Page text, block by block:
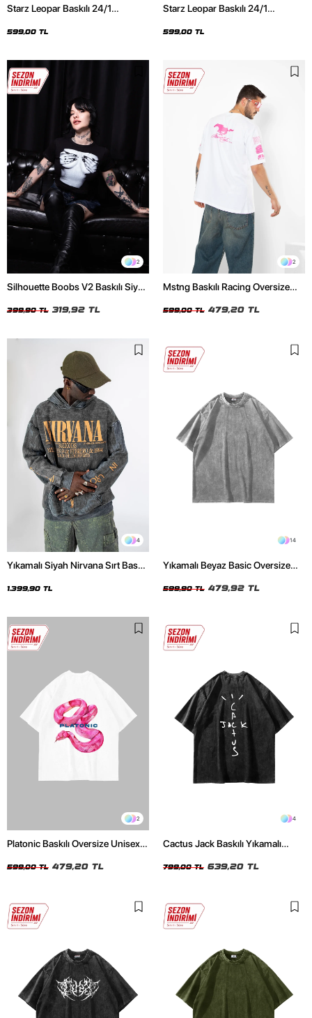
Starz Leopar Baskılı 24/1
599,00 TL
Starz Leopar Baskılı 24/1
599,00 TL
2
Silhouette Boobs V2 Baskılı Siyah
399,90 TL 319,92 TL
2
Mstng Baskılı Racing Oversize
599,00 TL 479,20 TL
4
Yıkamalı Siyah Nirvana Sırt Baskılı
1.399,90 TL
14
Yıkamalı Beyaz Basic Oversize
599,90 TL 479,92 TL
2
Platonic Baskılı Oversize Unisex
599,00 TL 479,20 TL
4
Cactus Jack Baskılı Yıkamalı
799,00 TL 639,20 TL